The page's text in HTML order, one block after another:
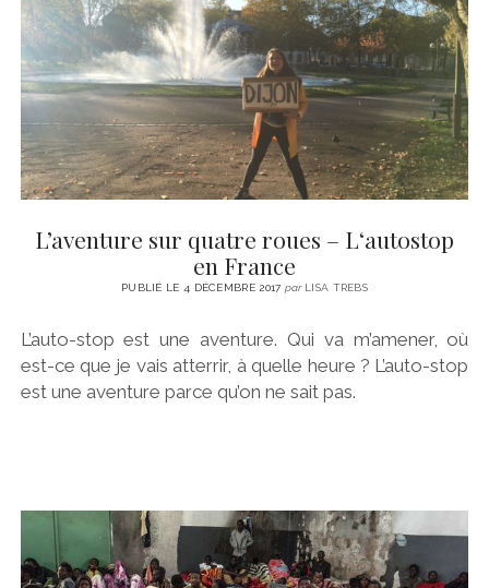
L’aventure sur quatre roues – L‘autostop
en France
PUBLIÉ LE 4 DÉCEMBRE 2017 parLISA TREBS
L’auto-stop est une aventure. Qui va m’amener, où
est-ce que je vais atterrir, à quelle heure ? L’auto-stop
est une aventure parce qu’on ne sait pas.